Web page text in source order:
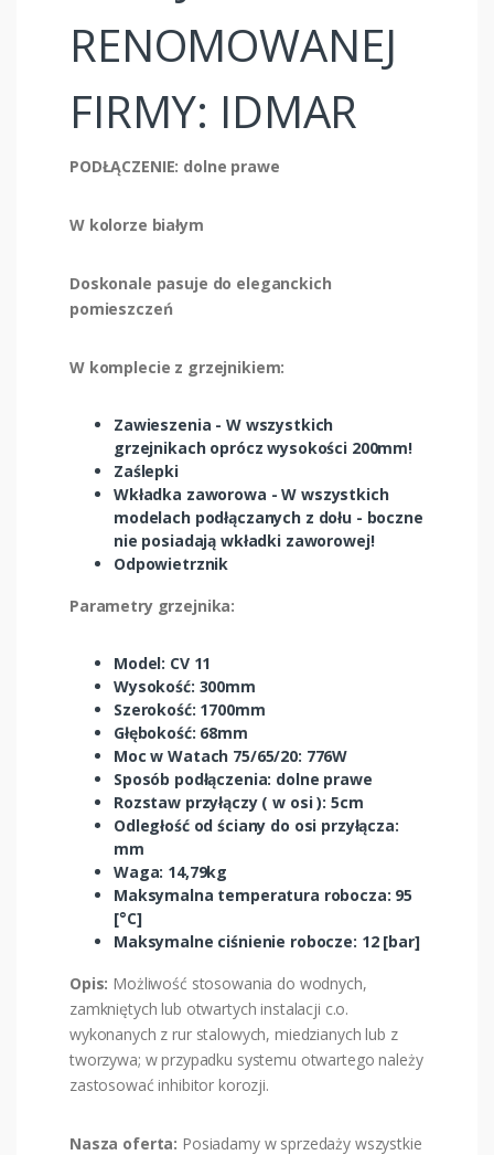
RENOMOWANEJ
FIRMY: IDMAR
PODŁĄCZENIE: dolne prawe
W kolorze białym
Doskonale pasuje do eleganckich
pomieszczeń
W komplecie z grzejnikiem:
Zawieszenia - W wszystkich
grzejnikach oprócz wysokości 200mm!
Zaślepki
Wkładka zaworowa - W wszystkich
modelach podłączanych z dołu - boczne
nie posiadają wkładki zaworowej!
Odpowietrznik
Parametry grzejnika:
Model: CV 11
Wysokość: 300mm
Szerokość: 1700mm
Głębokość: 68mm
Moc w Watach 75/65/20: 776W
Sposób podłączenia: dolne prawe
Rozstaw przyłączy ( w osi ): 5cm
Odległość od ściany do osi przyłącza:
mm
Waga: 14,79kg
Maksymalna temperatura robocza: 95
[°C]
Maksymalne ciśnienie robocze: 12 [bar]
Opis: Możliwość stosowania do wodnych,
zamkniętych lub otwartych instalacji c.o.
wykonanych z rur stalowych, miedzianych lub z
tworzywa; w przypadku systemu otwartego należy
zastosować inhibitor korozji.
Nasza oferta: Posiadamy w sprzedaży wszystkie